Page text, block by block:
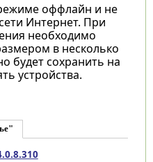
оффлайн и не
Интернет. При
необходимо
в несколько
будет сохранить на
устройства.